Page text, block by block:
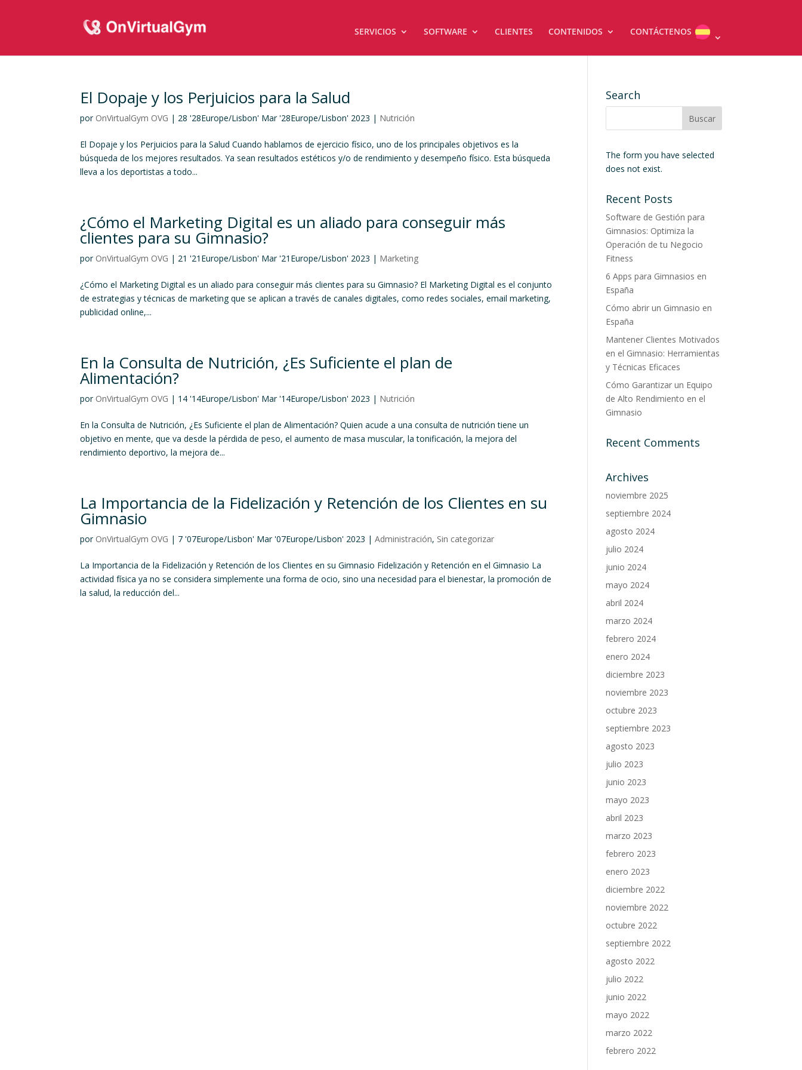
SERVICIOS SOFTWARE CLIENTES CONTENIDOS CONTÁCTENOS
El Dopaje y los Perjuicios para la Salud
por OnVirtualGym OVG | 28 '28Europe/Lisbon' Mar '28Europe/Lisbon' 2023 | Nutrición
El Dopaje y los Perjuicios para la Salud Cuando hablamos de ejercicio físico, uno de los principales objetivos es la
búsqueda de los mejores resultados. Ya sean resultados estéticos y/o de rendimiento y desempeño físico. Esta búsqueda
lleva a los deportistas a todo...
¿Cómo el Marketing Digital es un aliado para conseguir más
clientes para su Gimnasio?
por OnVirtualGym OVG | 21 '21Europe/Lisbon' Mar '21Europe/Lisbon' 2023 | Marketing
¿Cómo el Marketing Digital es un aliado para conseguir más clientes para su Gimnasio? El Marketing Digital es el conjunto
de estrategias y técnicas de marketing que se aplican a través de canales digitales, como redes sociales, email marketing,
publicidad online,...
En la Consulta de Nutrición, ¿Es Suficiente el plan de
Alimentación?
por OnVirtualGym OVG | 14 '14Europe/Lisbon' Mar '14Europe/Lisbon' 2023 | Nutrición
En la Consulta de Nutrición, ¿Es Suficiente el plan de Alimentación? Quien acude a una consulta de nutrición tiene un
objetivo en mente, que va desde la pérdida de peso, el aumento de masa muscular, la tonificación, la mejora del
rendimiento deportivo, la mejora de...
La Importancia de la Fidelización y Retención de los Clientes en su
Gimnasio
por OnVirtualGym OVG | 7 '07Europe/Lisbon' Mar '07Europe/Lisbon' 2023 |Administración, Sin categorizar
La Importancia de la Fidelización y Retención de los Clientes en su Gimnasio Fidelización y Retención en el Gimnasio La
actividad física ya no se considera simplemente una forma de ocio, sino una necesidad para el bienestar, la promoción de
la salud, la reducción del...
Search
The form you have selected
does not exist.
Recent Posts
Software de Gestión para
Gimnasios: Optimiza la
Operación de tu Negocio
Fitness
6 Apps para Gimnasios en
España
Cómo abrir un Gimnasio en
España
Mantener Clientes Motivados
en el Gimnasio: Herramientas
y Técnicas Eficaces
Cómo Garantizar un Equipo
de Alto Rendimiento en el
Gimnasio
Recent Comments
Archives
noviembre 2025
septiembre 2024
agosto 2024
julio 2024
junio 2024
mayo 2024
abril 2024
marzo 2024
febrero 2024
enero 2024
diciembre 2023
noviembre 2023
octubre 2023
septiembre 2023
agosto 2023
julio 2023
junio 2023
mayo 2023
abril 2023
marzo 2023
febrero 2023
enero 2023
diciembre 2022
noviembre 2022
octubre 2022
septiembre 2022
agosto 2022
julio 2022
junio 2022
mayo 2022
marzo 2022
febrero 2022